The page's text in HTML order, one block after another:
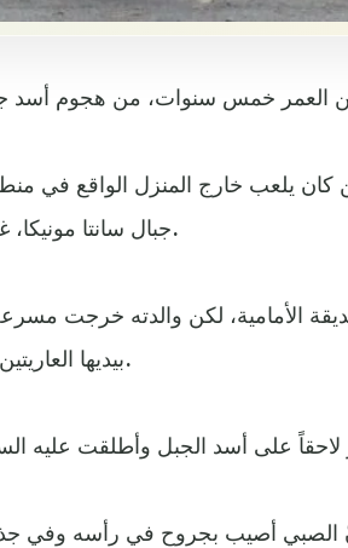
كان يلعب خارج المنزل الواقع في
جبال سانتا مونيكا، غرب لوس أنجليس.
الأمامية، لكن والدته خرجت
بيديها العاريتين إلى أن أفلت ابنها.
الصبي أصيب بجروح في رأسه وفي